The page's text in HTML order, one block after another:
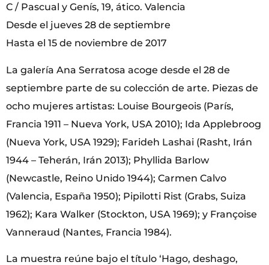
C / Pascual y Genís, 19, ático. Valencia
Desde el jueves 28 de septiembre
Hasta el 15 de noviembre de 2017
La galería Ana Serratosa acoge desde el 28 de
septiembre parte de su colección de arte. Piezas de
ocho mujeres artistas: Louise Bourgeois (París,
Francia 1911 – Nueva York, USA 2010); Ida Applebroog
(Nueva York, USA 1929); Farideh Lashai (Rasht, Irán
1944 – Teherán, Irán 2013); Phyllida Barlow
(Newcastle, Reino Unido 1944); Carmen Calvo
(Valencia, España 1950); Pipilotti Rist (Grabs, Suiza
1962); Kara Walker (Stockton, USA 1969); y Françoise
Vanneraud (Nantes, Francia 1984).
La muestra reúne bajo el título ‘Hago, deshago,